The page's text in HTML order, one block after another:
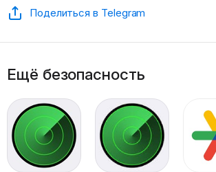
Поделиться в Telegram
Ещё безопасность